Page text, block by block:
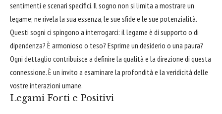
sentimenti e scenari specifici. Il sogno non si limita a mostrare un
legame; ne rivela la sua essenza, le sue sfide e le sue potenzialità.
Questi sogni ci spingono a interrogarci: il legame è di supporto o di
dipendenza? È armonioso o teso? Esprime un desiderio o una paura?
Ogni dettaglio contribuisce a definire la qualità e la direzione di questa
connessione. È un invito a esaminare la profondità e la veridicità delle
vostre interazioni umane.
Legami Forti e Positivi